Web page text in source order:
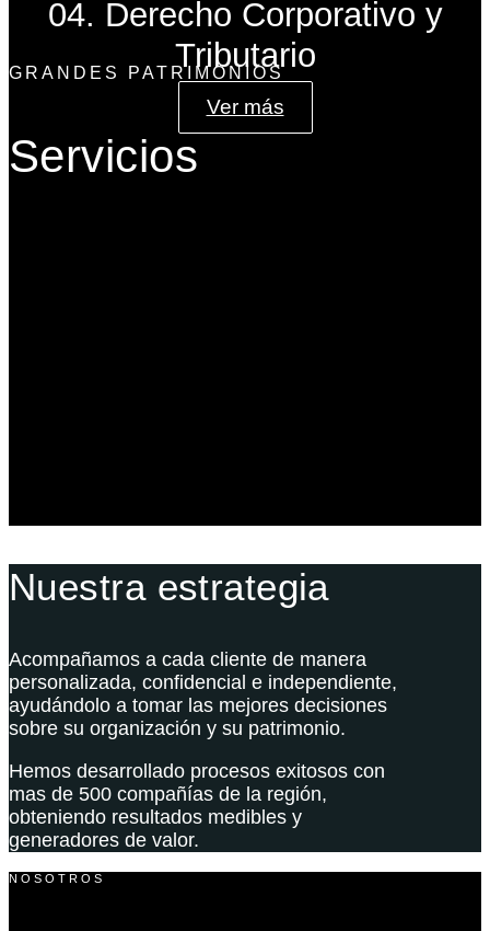
04. Derecho Corporativo y
Tributario
Ver más
GRANDES PATRIMONIOS
Servicios
Nuestra estrategia
Acompañamos a cada cliente de manera
personalizada, confidencial e independiente,
ayudándolo a tomar las mejores decisiones
sobre su organización y su patrimonio.
Hemos desarrollado procesos exitosos con
mas de 500 compañías de la región,
obteniendo resultados medibles y
generadores de valor.
NOSOTROS